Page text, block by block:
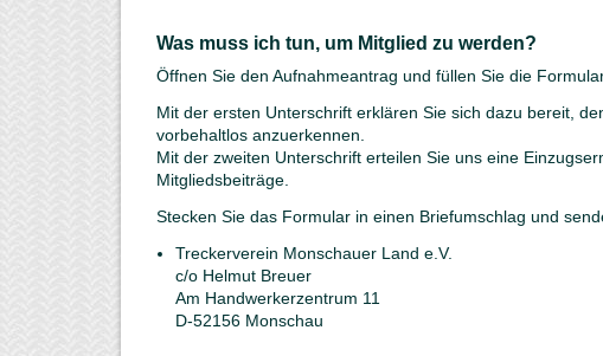
Was muss ich tun, um Mitglied zu werden?
Öffnen Sie den Aufnahmeantrag und füllen Sie die
Mit der ersten Unterschrift erklären Sie sich dazu bereit,
vorbehaltlos anzuerkennen.
Mit der zweiten Unterschrift erteilen Sie uns eine
Mitgliedsbeiträge.
Stecken Sie das Formular in einen Briefumschlag und
Treckerverein Monschauer Land e.V.
c/o Helmut Breuer
Am Handwerkerzentrum 11
D-52156 Monschau